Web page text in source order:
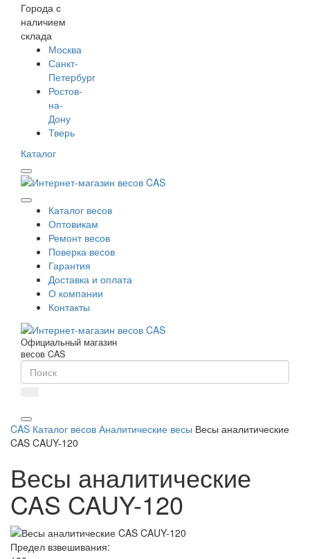
Города с
наличием
склада
Москва
Санкт-
Петербург
Ростов-
на-
Дону
Тверь
Каталог
Каталог весов
Оптовикам
Ремонт весов
Поверка весов
Гарантия
Доставка и оплата
О компании
Контакты
Официальный магазин
весов CAS
CAS Каталог весов Аналитические весы Весы аналитические
CAS CAUY-120
Весы аналитические
CAS CAUY-120
Предел взвешивания: